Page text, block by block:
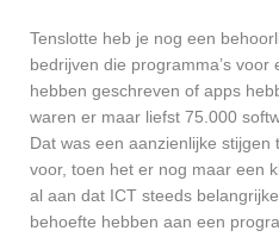
Tenslotte heb je nog een
bedrijven die programma’s voor
hebben geschreven of apps
waren er maar liefst 75.000
Dat was een aanzienlijke
voor, toen het er nog maar een
al aan dat ICT steeds
behoefte hebben aan een